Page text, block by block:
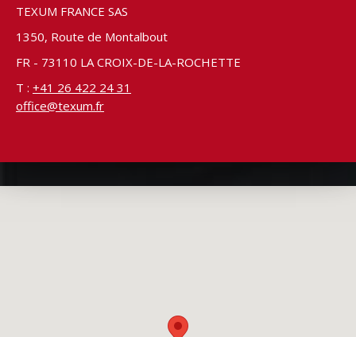
TEXUM FRANCE SAS
1350, Route de Montalbout
FR - 73110 LA CROIX-DE-LA-ROCHETTE
T : +41 26 422 24 31
office@texum.fr